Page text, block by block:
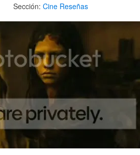
Sección: Cine Reseñas